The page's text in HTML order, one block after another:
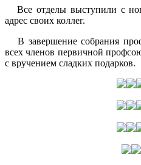
Все отделы выступили с
адрес своих коллег.
В завершение собрания
всех членов первичной
с вручением сладких подарков.